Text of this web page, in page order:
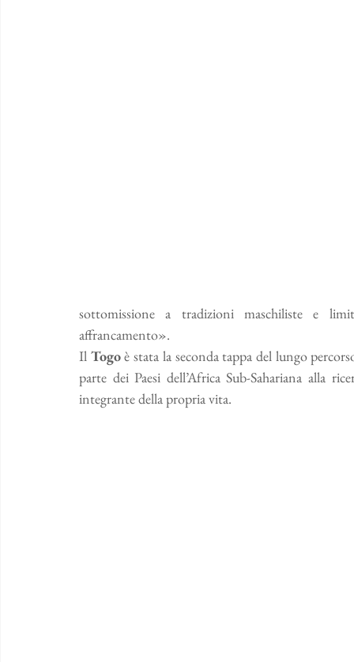
sottomissione a tradizioni maschiliste e
affrancamento».
Il Togo è stata la seconda tappa del lungo
parte dei Paesi dell’Africa Sub-Sahariana alla
integrante della propria vita.